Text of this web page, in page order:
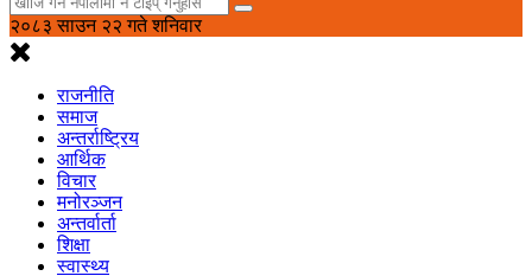
२०८३ साउन २२ गते शनिवार
राजनीति
समाज
अन्तर्राष्ट्रिय
आर्थिक
विचार
मनोरञ्जन
अन्तर्वार्ता
शिक्षा
स्वास्थ्य